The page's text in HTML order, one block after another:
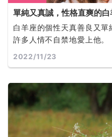
單純又真誠，性格直爽的白
白羊座的個性天真善良又
許多人情不自禁地愛上他。
2022/11/23